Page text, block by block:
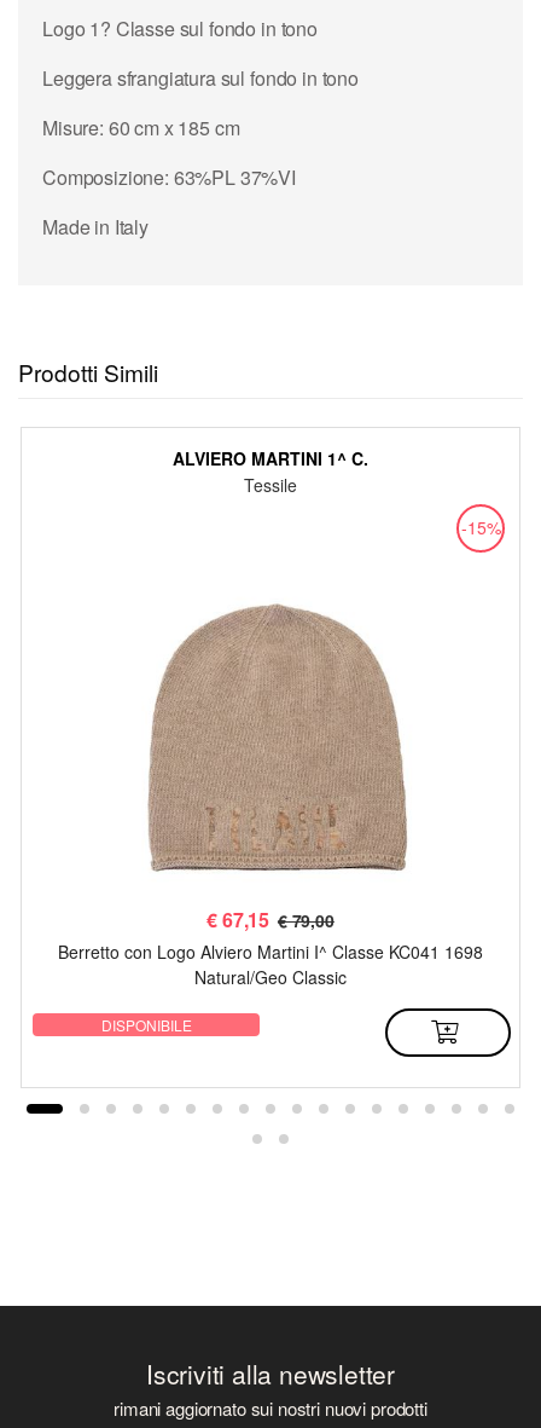
Logo 1? Classe sul fondo in tono
Leggera sfrangiatura sul fondo in tono
Misure: 60 cm x 185 cm
Composizione: 63%PL 37%VI
Made in Italy
Prodotti Simili
ALVIERO MARTINI 1^ C.
Tessile
-15%
€67,15 € 79,00
Berretto con Logo Alviero Martini I^ Classe KC041 1698
Natural/Geo Classic
DISPONIBILE
Iscriviti alla newsletter
rimani aggiornato sui nostri nuovi prodotti